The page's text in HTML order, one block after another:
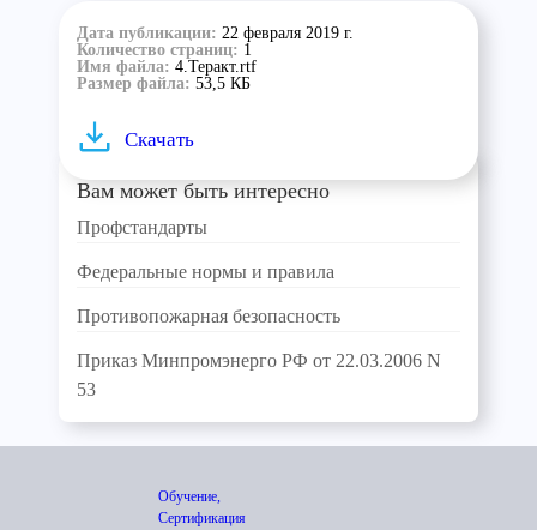
Дата публикации: 22 февраля 2019 г.
Количество страниц: 1
Имя файла: 4.Теракт.rtf
Размер файла: 53,5 КБ
Скачать
Вам может быть интересно
Профстандарты
Федеральные нормы и правила
Противопожарная безопасность
Приказ Минпромэнерго РФ от 22.03.2006 N
53
Обучение,
Сертификация